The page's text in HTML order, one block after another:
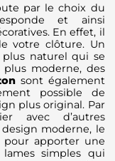
par le choix du
et ainsi
En effet, il
votre clôture. Un
naturel qui se
plus moderne, des
sont également
possible de
plus original. Par
avec d’autres
moderne, le
pour apporter une
simples qui